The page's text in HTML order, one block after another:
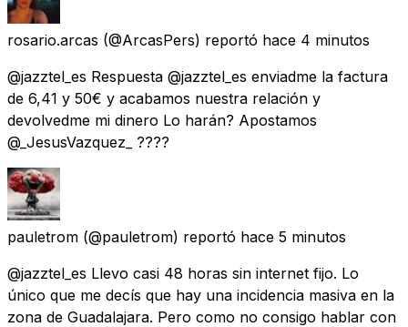
rosario.arcas (@ArcasPers) reportó hace 4 minutos
@jazztel_es Respuesta @jazztel_es enviadme la factura
de 6,41 y 50€ y acabamos nuestra relación y
devolvedme mi dinero Lo harán? Apostamos
@_JesusVazquez_ ????
pauletrom (@pauletrom) reportó hace 5 minutos
@jazztel_es Llevo casi 48 horas sin internet fijo. Lo
único que me decís que hay una incidencia masiva en la
zona de Guadalajara. Pero como no consigo hablar con